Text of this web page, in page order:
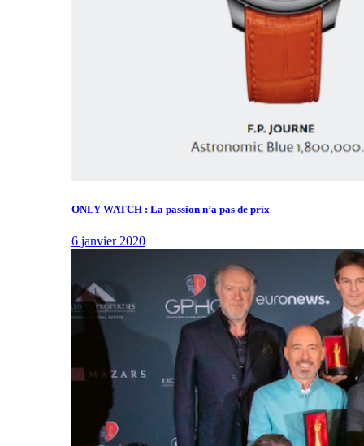
ONLY WATCH : La passion n’a pas de prix
6 janvier 2020